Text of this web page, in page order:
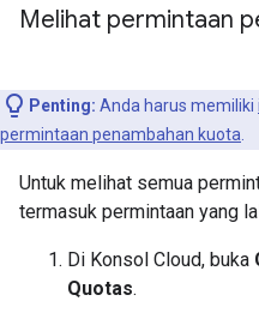
Melihat permintaan
Penting: Anda harus memiliki
permintaan penambahan kuota
Untuk melihat semua
termasuk permintaan yang
Di Konsol Cloud, buka
Quotas.